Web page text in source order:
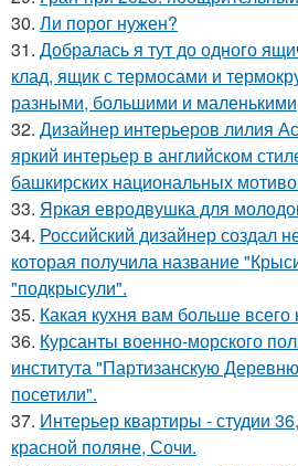
30. Ли порог нужен?
31. Добралась я тут до одного
клад, ящик с термосами и
разными, большими и
32. Дизайнер интерьеров лилия
яркий интерьер в английском
башкирских национальных
33. Яркая евродвушка для
34. Российский дизайнер создал
которая получила название
"подкрысули".
35. Какая кухня вам больше всего
36. Курсанты военно-морского
института "Партизанскую
посетили".
37. Интерьер квартиры - студии
красной поляне, Сочи.